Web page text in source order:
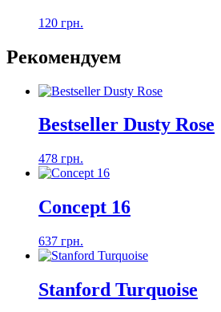
120 грн.
Рекомендуем
Bestseller Dusty Rose
478 грн.
Concept 16
637 грн.
Stanford Turquoise